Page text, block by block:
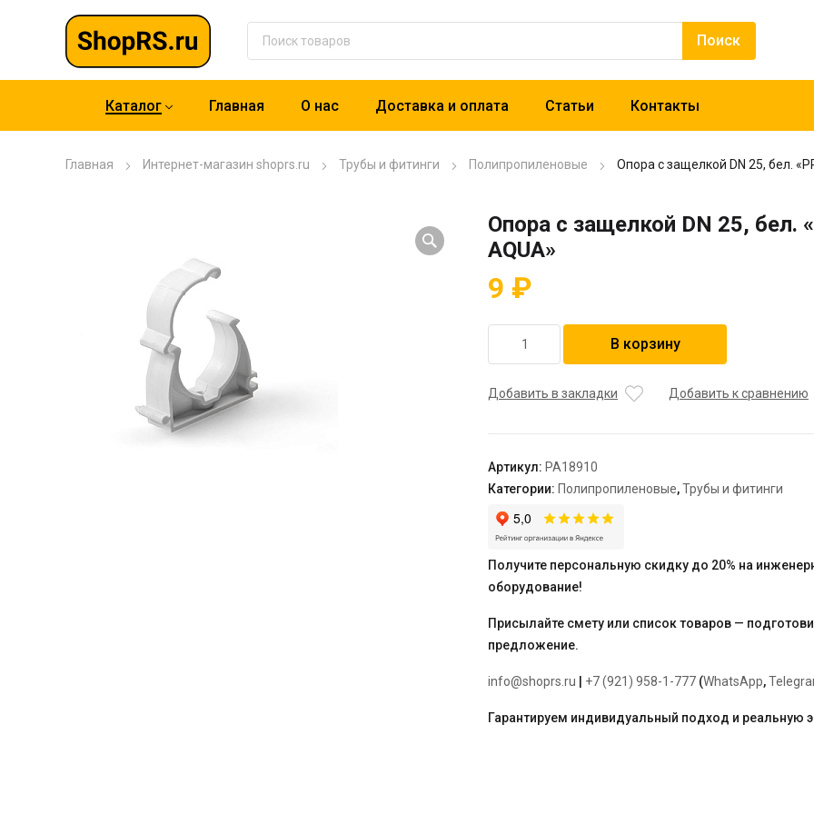
Каталог Главная О нас Доставка и оплата Статьи Контакты
Главная Интернет-магазин shoprs.ru Трубы и фитинги Полипропиленовые Опора с защелкой DN 25, бел.
Опора с защелкой DN 25, бел.
AQUA»
9 ₽
товара
с
бел.
"PRO
AQUA"
В корзину
Добавить в закладки Добавить к сравнению
Артикул: PA18910
Категории: Полипропиленовые,Трубы и фитинги
Получите персональную скидку до 20% на
оборудование!
Присылайте смету или список товаров —
предложение.
info@shoprs.ru +7 (921) 958-1-777 (WhatsApp,
Гарантируем индивидуальный подход и реальную